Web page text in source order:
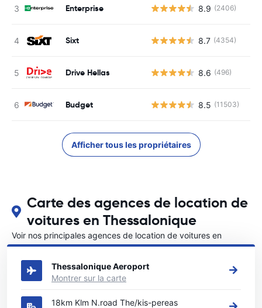
Enterprise 8.9 (2406)
Sixt 8.7 (4354)
Drive Hellas 8.6 (496)
Budget 8.5 (11503)
Afficher tous les propriétaires
Carte des agences de location de
voitures en Thessalonique
Voir nos principales agences de location de voitures en
Thessalonique
Thessalonique Aeroport
Montrer sur la carte
18km Klm N.road The/kis-pereas